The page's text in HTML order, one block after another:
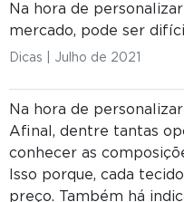
Na hora de
mercado, pode ser
Dicas | Julho de 2021
Na hora de
Afinal, dentre tantas
conhecer as
Isso porque, cada
preço. Também há